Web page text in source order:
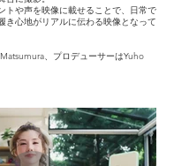
トや声を映像に載せることで、日常で
き心地がリアルに伝わる映像となって
、プロデューサーはYuho